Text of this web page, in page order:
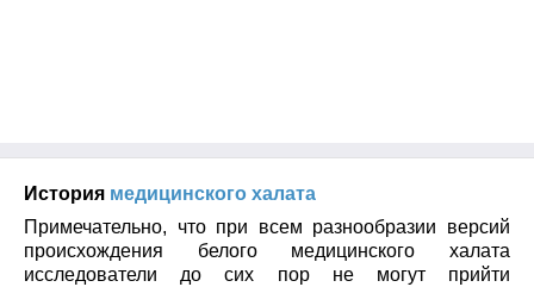
История медицинского халата
Примечательно, что при всем разнообразии версий
происхождения белого медицинского халата
исследователи до сих пор не могут прийти